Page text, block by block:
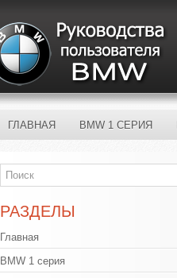
ГЛАВНАЯ BMW 1 СЕРИЯ
РАЗДЕЛЫ
Главная
BMW 1 серия